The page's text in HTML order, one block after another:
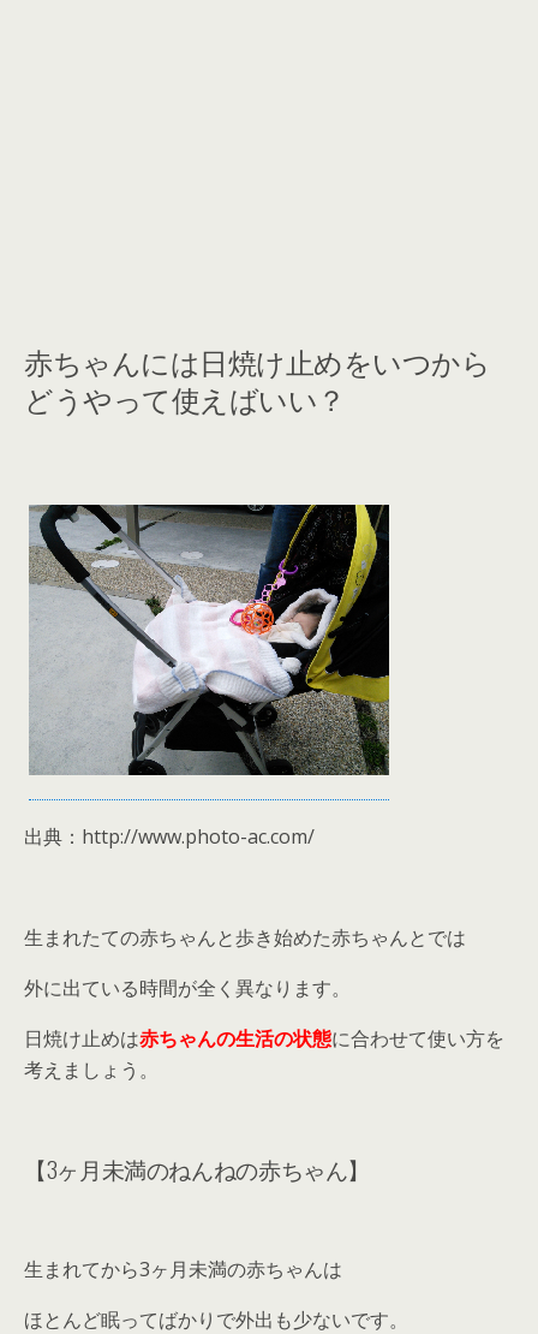
赤ちゃんには日焼け止めをいつから
どうやって使えばいい？
出典：http://www.photo-ac.com/
生まれたての赤ちゃんと歩き始めた赤ちゃんとでは
外に出ている時間が全く異なります。
日焼け止めは赤ちゃんの生活の状態に合わせて使い方を
考えましょう。
【3ヶ月未満のねんねの赤ちゃん】
生まれてから3ヶ月未満の赤ちゃんは
ほとんど眠ってばかりで外出も少ないです。